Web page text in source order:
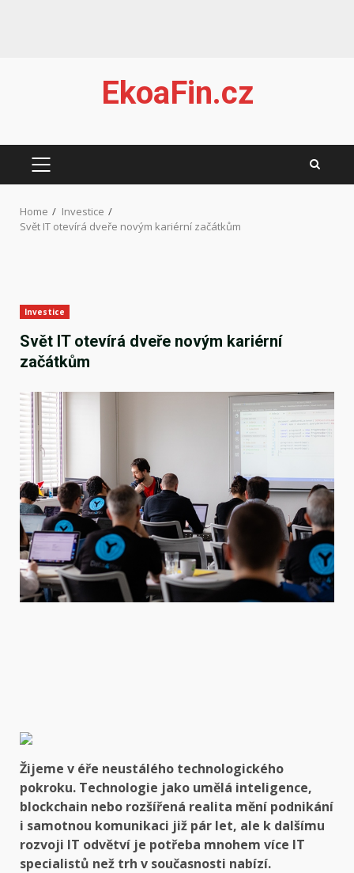
EkoaFin.cz
PRIMARY
Home
Investice
Svět IT otevírá dveře novým kariérní začátkům
Investice
Svět IT otevírá dveře novým kariérní
začátkům
Žijeme v éře neustálého technologického
pokroku. Technologie jako umělá inteligence,
blockchain nebo rozšířená realita mění podnikání
i samotnou komunikaci již pár let, ale k dalšímu
rozvoji IT odvětví je potřeba mnohem více IT
specialistů než trh v současnosti nabízí.